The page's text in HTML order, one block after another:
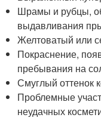
Шрамы и рубцы,
выдавливания
Желтоватый или
Покраснение,
пребывания на
Смуглый оттенок
Проблемные
неудачных